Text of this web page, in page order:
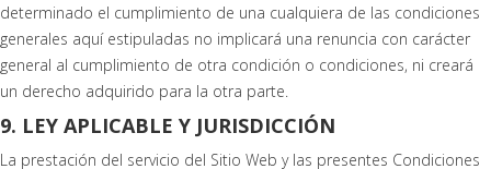
determinado el cumplimiento de una cualquiera de las condiciones
generales aquí estipuladas no implicará una renuncia con carácter
general al cumplimiento de otra condición o condiciones, ni creará
un derecho adquirido para la otra parte.
9. LEY APLICABLE Y JURISDICCIÓN
La prestación del servicio del Sitio Web y las presentes Condiciones